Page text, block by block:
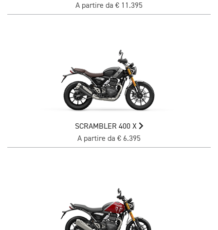
A partire da € 11.395
SCRAMBLER 400 X
A partire da € 6.395